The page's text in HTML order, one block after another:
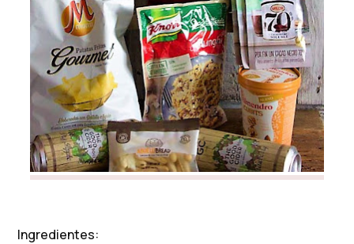
Ingredientes: